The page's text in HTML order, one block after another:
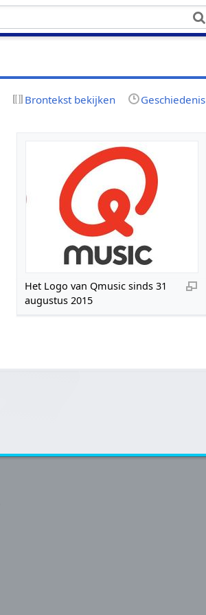
Brontekst bekijken Geschiedenis
Het Logo van Qmusic sinds 31
augustus 2015